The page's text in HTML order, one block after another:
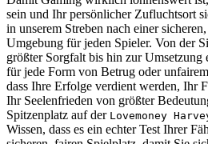
sein und Ihr persönlicher Zufluchtsort
in unserem Streben nach einer
Umgebung für jeden Spieler. Von der
größter Sorgfalt bis hin zur
für jede Form von Betrug oder
dass Ihre Erfolge verdient werden, Ihr
Ihr Seelenfrieden von größter
Spitzenplatz auf der Lovemoney
Wissen, dass es ein echter Test Ihrer